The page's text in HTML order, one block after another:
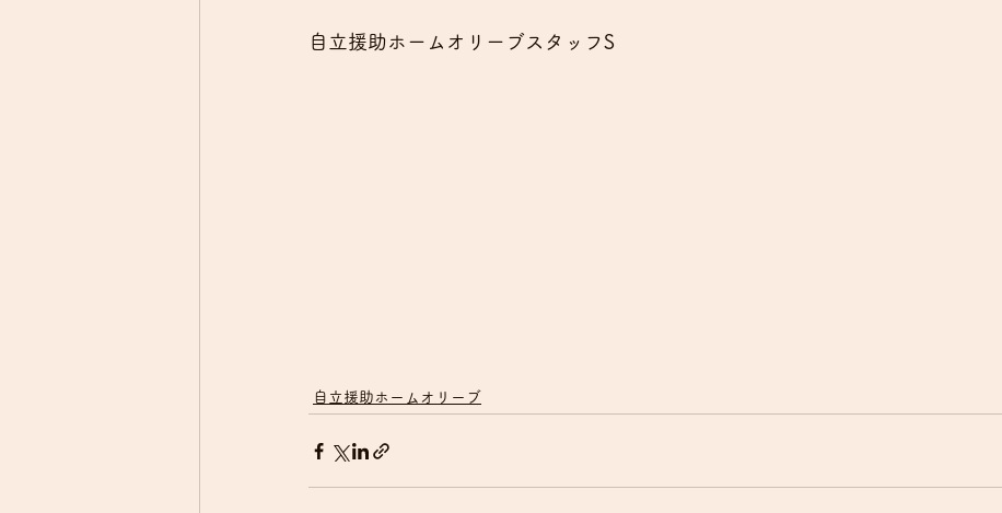
自立援助ホームオリーブスタッフS
自立援助ホームオリーブ